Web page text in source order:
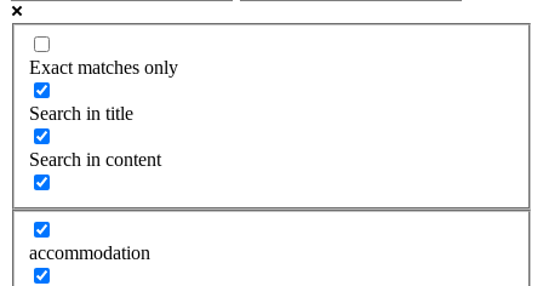
Exact matches only
Search in title
Search in content
accommodation